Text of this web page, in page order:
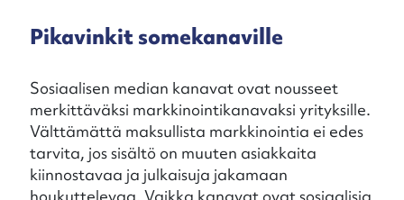
Pikavinkit somekanaville
Sosiaalisen median kanavat ovat nousseet
merkittäväksi markkinointikanavaksi yrityksille.
Välttämättä maksullista markkinointia ei edes
tarvita, jos sisältö on muuten asiakkaita
kiinnostavaa ja julkaisuja jakamaan